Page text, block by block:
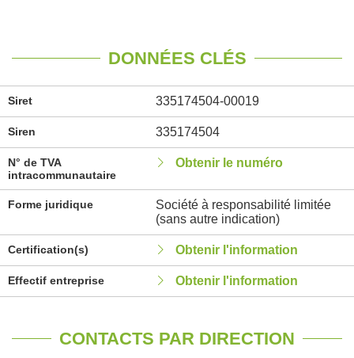
DONNÉES CLÉS
Siret 335174504-00019
Siren 335174504
N° de TVA
intracommunautaire
Obtenir le numéro
Forme juridique
Société à responsabilité limitée
(sans autre indication)
Certification(s) Obtenir l'information
Effectif entreprise Obtenir l'information
CONTACTS PAR DIRECTION